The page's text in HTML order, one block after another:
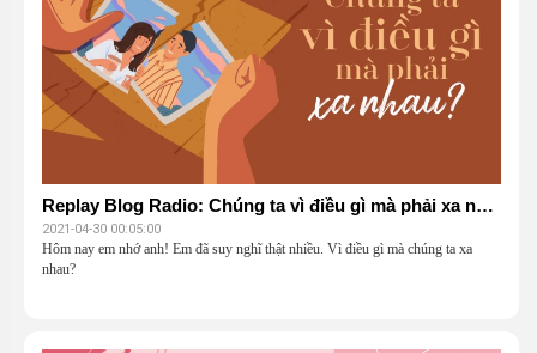
Replay Blog Radio: Chúng ta vì điều gì mà phải xa nhau?
2021-04-30 00:05:00
Hôm nay em nhớ anh! Em đã suy nghĩ thật nhiều. Vì điều gì mà chúng ta xa
nhau?